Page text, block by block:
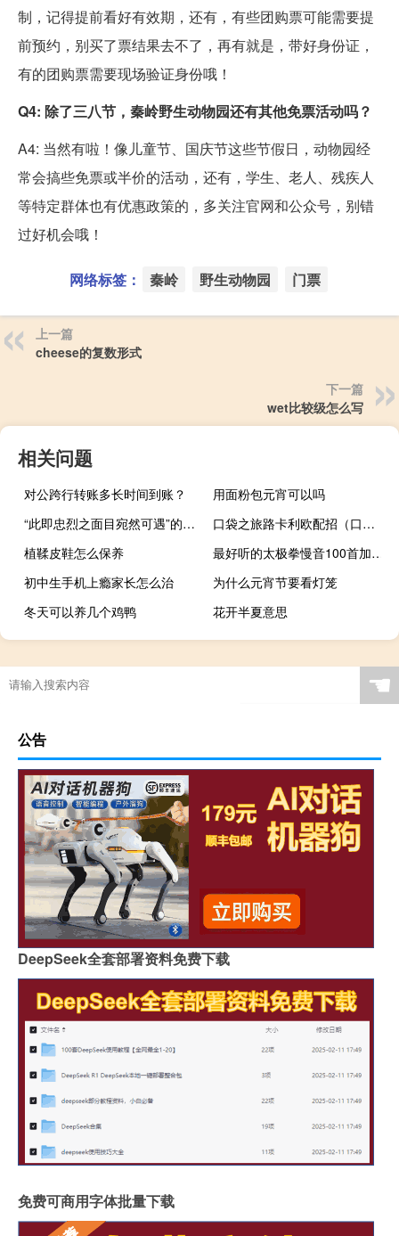
制，记得提前看好有效期，还有，有些团购票可能需要提
前预约，别买了票结果去不了，再有就是，带好身份证，
有的团购票需要现场验证身份哦！
Q4: 除了三八节，秦岭野生动物园还有其他免票活动吗？
A4: 当然有啦！像儿童节、国庆节这些节假日，动物园经
常会搞些免票或半价的活动，还有，学生、老人、残疾人
等特定群体也有优惠政策的，多关注官网和公众号，别错
过好机会哦！
网络标签： 秦岭 野生动物园 门票
上一篇
cheese的复数形式
下一篇
wet比较级怎么写
相关问题
对公跨行转账多长时间到账？
用面粉包元宵可以吗
“此即忠烈之面目宛然可遇”的出处是哪里
口袋之旅路卡利欧配招（口袋之旅路卡利欧配招）
植鞣皮鞋怎么保养
最好听的太极拳慢音100首加长版（慢节奏太极拳音乐大全）
初中生手机上瘾家长怎么治
为什么元宵节要看灯笼
冬天可以养几个鸡鸭
花开半夏意思
☚
公告
DeepSeek全套部署资料免费下载
免费可商用字体批量下载